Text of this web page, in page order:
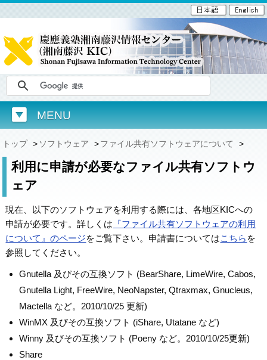
MENU
トップ > ソフトウェア >ファイル共有ソフトウェアについて >
利用に申請が必要なファイル共有ソフトウ
ェア
現在、以下のソフトウェアを利用する際には、各地区KICへの
申請が必要です。詳しくは 『ファイル共有ソフトウェアの利用
について』のページをご覧下さい。申請書についてはこちら を
参照してください。
Gnutella 及びその互換ソフト (BearShare, LimeWire, Cabos,
Gnutella Light, FreeWire, NeoNapster, Qtraxmax, Gnucleus,
Mactella など。2010/10/25 更新)
WinMX 及びその互換ソフト (iShare, Utatane など)
Winny 及びその互換ソフト (Poeny など。2010/10/25更新)
Share